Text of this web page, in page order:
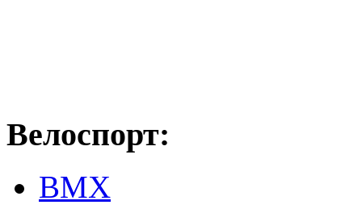
Велоспорт:
ВМХ